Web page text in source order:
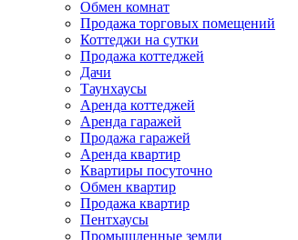
Обмен комнат
Продажа торговых помещений
Коттеджи на сутки
Продажа коттеджей
Дачи
Таунхаусы
Аренда коттеджей
Аренда гаражей
Продажа гаражей
Аренда квартир
Квартиры посуточно
Обмен квартир
Продажа квартир
Пентхаусы
Промышленные земли